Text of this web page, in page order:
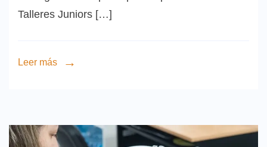
Talleres Juniors […]
Leer más